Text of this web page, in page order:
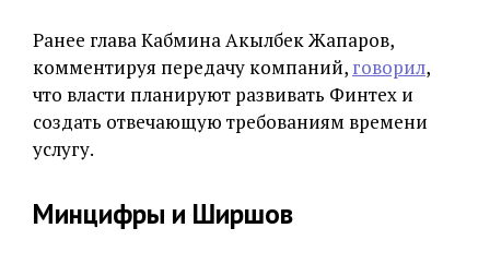
Ранее глава Кабмина Акылбек Жапаров,
комментируя передачу компаний, говорил,
что власти планируют развивать Финтех и
создать отвечающую требованиям времени
услугу.
Минцифры и Ширшов